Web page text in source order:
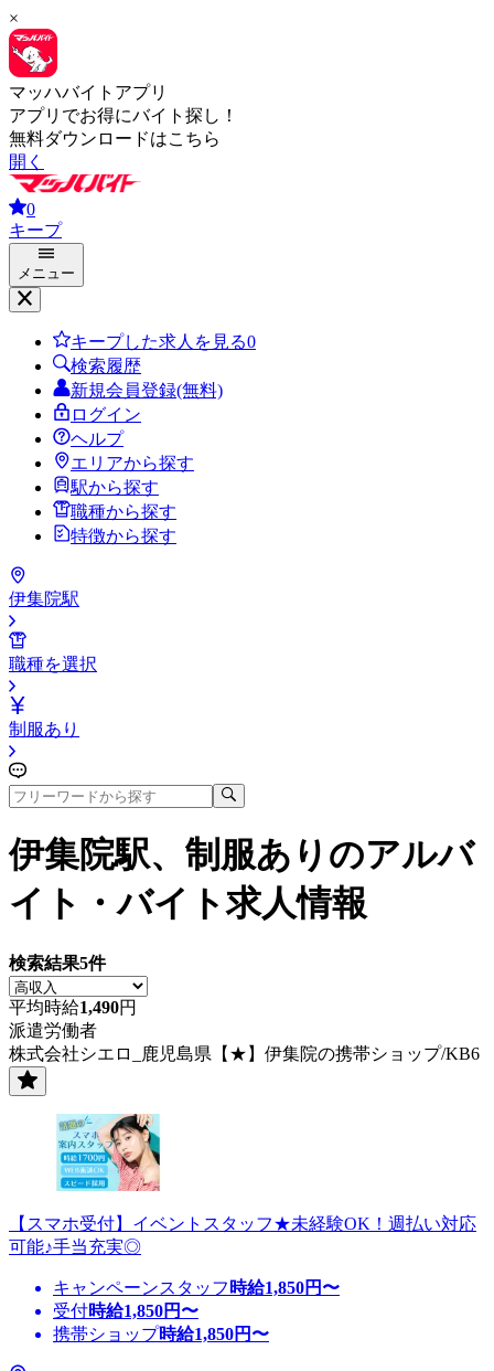
×
マッハバイトアプリ
アプリでお得にバイト探し！
無料ダウンロードはこちら
開く
0
キープ
メニュー
キープした求人を見る0
検索履歴
新規会員登録(無料)
ログイン
ヘルプ
エリアから探す
駅から探す
職種から探す
特徴から探す
伊集院駅
職種を選択
制服あり
伊集院駅、制服あり のアルバ
イト・バイト求人情報
検索結果5件
平均時給1,490円
派遣労働者
株式会社シエロ_鹿児島県【★】伊集院の携帯ショップ/KB6
【スマホ受付】イベントスタッフ★未経験OK！週払い対応
可能♪手当充実◎
キャンペーンスタッフ 時給1,850円〜
受付時給1,850円〜
携帯ショップ時給1,850円〜